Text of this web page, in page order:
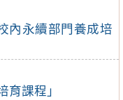
內永續部門養成培
育課程」